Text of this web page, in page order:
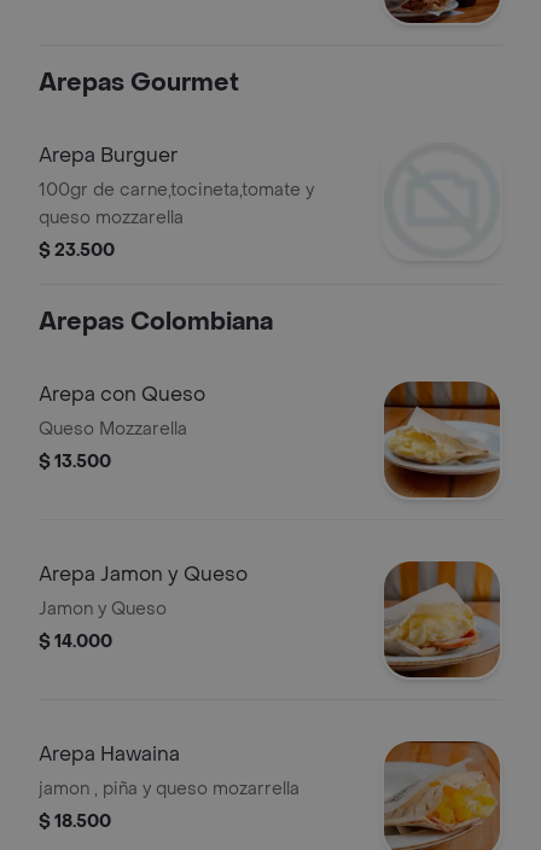
Arepas Gourmet
Arepa Burguer
100gr de carne,tocineta,tomate y
queso mozzarella
$ 23.500
Arepas Colombiana
Arepa con Queso
Queso Mozzarella
$ 13.500
Arepa Jamon y Queso
Jamon y Queso
$ 14.000
Arepa Hawaina
jamon , piña y queso mozarrella
$ 18.500